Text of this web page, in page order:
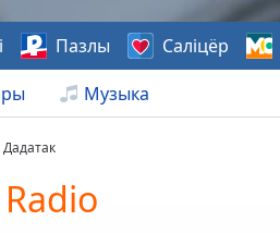
Музыка
Пазлы Саліцёр
Дадатак